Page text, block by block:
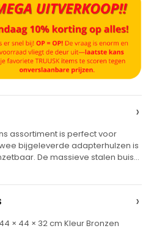
›
assortiment is perfect voor
bijgeleverde adapterhulzen is
De massieve stalen buis
›
× 44 × 32 cm Kleur Bronzen